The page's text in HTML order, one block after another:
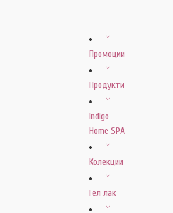
Промоции
Продукти
Indigo
Home SPA
Колекции
Гел лак